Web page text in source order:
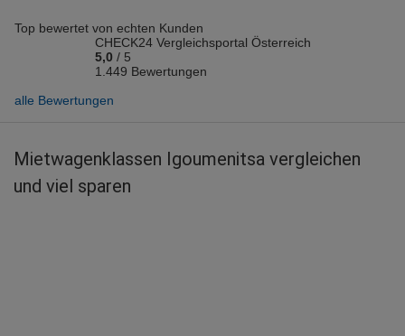
Top bewertet von echten Kunden
CHECK24 Vergleichsportal Österreich
5,0 / 5
1.449 Bewertungen
alle Bewertungen
Mietwagenklassen Igoumenitsa vergleichen
und viel sparen